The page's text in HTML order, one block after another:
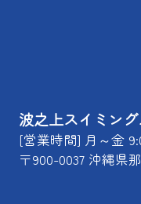
波之上スイミン
[営業時間] 月～金
〒900-0037 沖縄県